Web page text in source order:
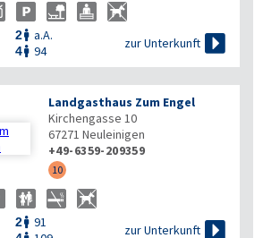
2 a.A.
4 94
zur Unterkunft 
Landgasthaus Zum Engel
Kirchengasse 10
67271 Neuleinigen
+49-6359-209359
10
2 91 zur Unterkunft 